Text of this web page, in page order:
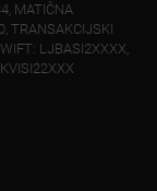
MATIČNA
TRANSAKCIJSKI
LJBASI2XXXX,